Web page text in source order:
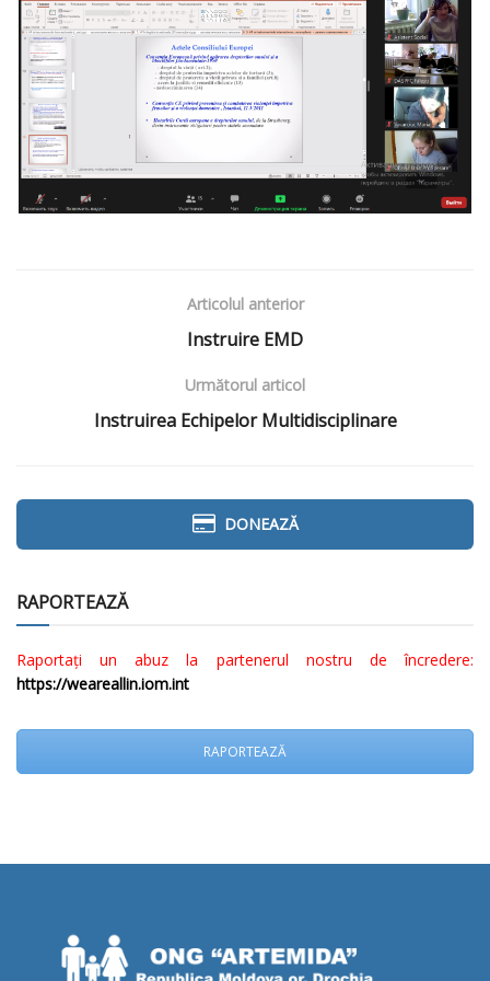
Articolul anterior
Instruire EMD
Următorul articol
Instruirea Echipelor Multidisciplinare
DONEAZĂ
RAPORTEAZĂ
Raportați un abuz la partenerul nostru de încredere:
https://weareallin.iom.int
RAPORTEAZĂ